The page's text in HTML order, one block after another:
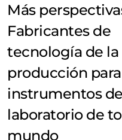
Más
Fabricantes de
tecnología de la
producción para
instrumentos de
laboratorio de
mundo